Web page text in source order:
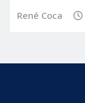
René Coca